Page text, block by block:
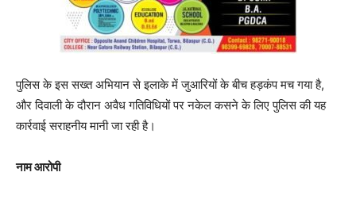
पुलिस के इस सख्त अभियान से इलाके में जुआरियों के बीच हड़कंप मच गया है,
और दिवाली के दौरान अवैध गतिविधियों पर नकेल कसने के लिए पुलिस की यह
कार्रवाई सराहनीय मानी जा रही है।
नाम आरोपी